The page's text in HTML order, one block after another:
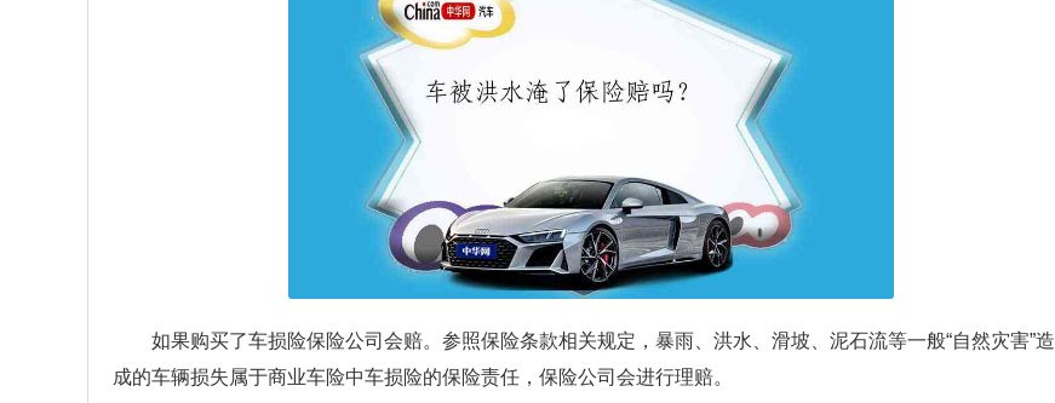
如果购买了车损险保险公司会赔。参照保险条款相关规定，暴雨、洪水、滑坡、泥石流等一般“自然灾害”造
成的车辆损失属于商业车险中车损险的保险责任，保险公司会进行理赔。